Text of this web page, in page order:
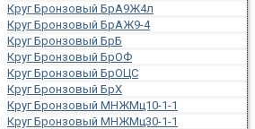
Круг Бронзовый БрА9Ж4л
Круг Бронзовый БрАЖ9-4
Круг Бронзовый БрБ
Круг Бронзовый БрОФ
Круг Бронзовый БрОЦС
Круг Бронзовый БрХ
Круг Бронзовый МНЖМц10-1-1
Круг Бронзовый МНЖМц30-1-1